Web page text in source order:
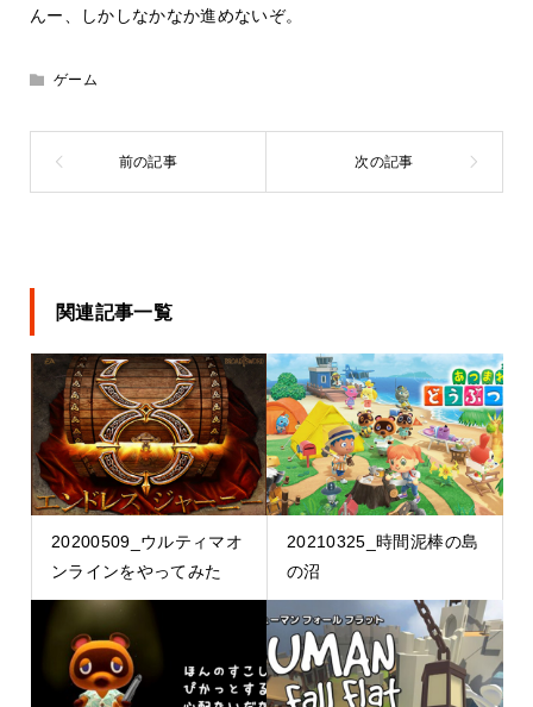
んー、しかしなかなか進めないぞ。
ゲーム
関連記事一覧
20200509_ウルティマオ
ンラインをやってみた
20210325_時間泥棒の島
の沼